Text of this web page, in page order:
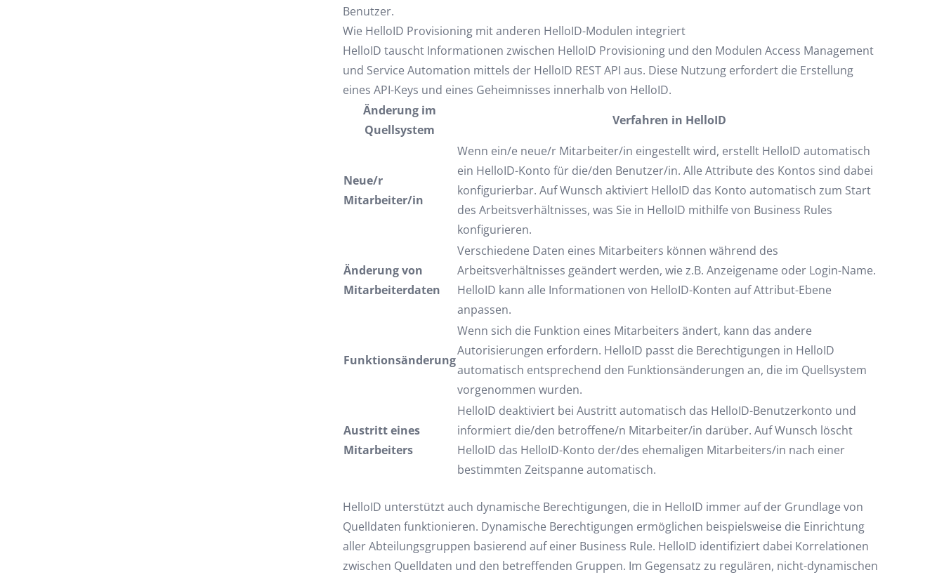
Benutzer.
Wie HelloID Provisioning mit anderen HelloID-Modulen integriert
HelloID tauscht Informationen zwischen HelloID Provisioning und den Modulen Access Management
und Service Automation mittels der HelloID REST API aus. Diese Nutzung erfordert die Erstellung
eines API-Keys und eines Geheimnisses innerhalb von HelloID.
Änderung im
Quellsystem
Verfahren in HelloID
Neue/r
Mitarbeiter/in
Wenn ein/e neue/r Mitarbeiter/in eingestellt wird, erstellt HelloID automatisch
ein HelloID-Konto für die/den Benutzer/in. Alle Attribute des Kontos sind dabei
konfigurierbar. Auf Wunsch aktiviert HelloID das Konto automatisch zum Start
des Arbeitsverhältnisses, was Sie in HelloID mithilfe von Business Rules
konfigurieren.
Änderung von
Mitarbeiterdaten
Verschiedene Daten eines Mitarbeiters können während des
Arbeitsverhältnisses geändert werden, wie z.B. Anzeigename oder Login-Name.
HelloID kann alle Informationen von HelloID-Konten auf Attribut-Ebene
anpassen.
Funktionsänderung
Wenn sich die Funktion eines Mitarbeiters ändert, kann das andere
Autorisierungen erfordern. HelloID passt die Berechtigungen in HelloID
automatisch entsprechend den Funktionsänderungen an, die im Quellsystem
vorgenommen wurden.
Austritt eines
Mitarbeiters
HelloID deaktiviert bei Austritt automatisch das HelloID-Benutzerkonto und
informiert die/den betroffene/n Mitarbeiter/in darüber. Auf Wunsch löscht
HelloID das HelloID-Konto der/des ehemaligen Mitarbeiters/in nach einer
bestimmten Zeitspanne automatisch.
HelloID unterstützt auch dynamische Berechtigungen, die in HelloID immer auf der Grundlage von
Quelldaten funktionieren. Dynamische Berechtigungen ermöglichen beispielsweise die Einrichtung
aller Abteilungsgruppen basierend auf einer Business Rule. HelloID identifiziert dabei Korrelationen
zwischen Quelldaten und den betreffenden Gruppen. Im Gegensatz zu regulären, nicht-dynamischen